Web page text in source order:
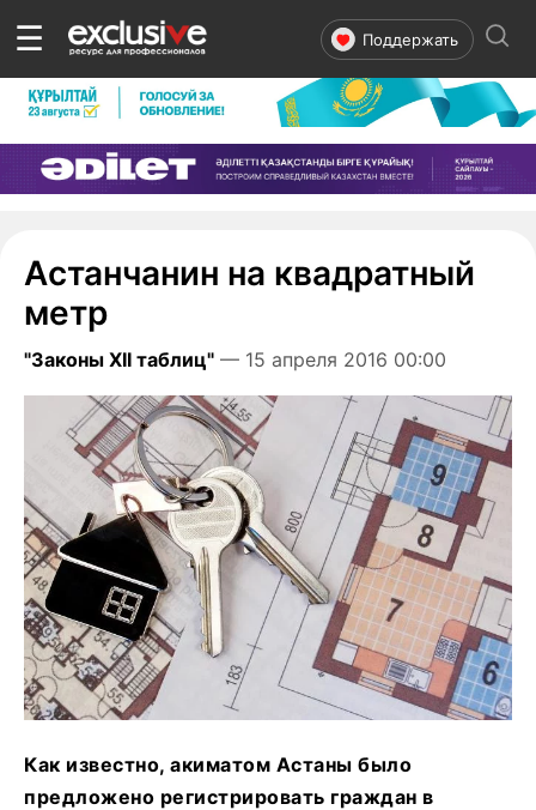
☰ Поддержать
Астанчанин на квадратный
метр
"Законы XII таблиц" — 15 апреля 2016 00:00
Как известно, акиматом Астаны было
предложено регистрировать граждан в